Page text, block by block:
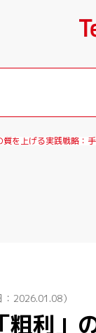
を上げる実践戦略：
：2026.01.08）
粗利」